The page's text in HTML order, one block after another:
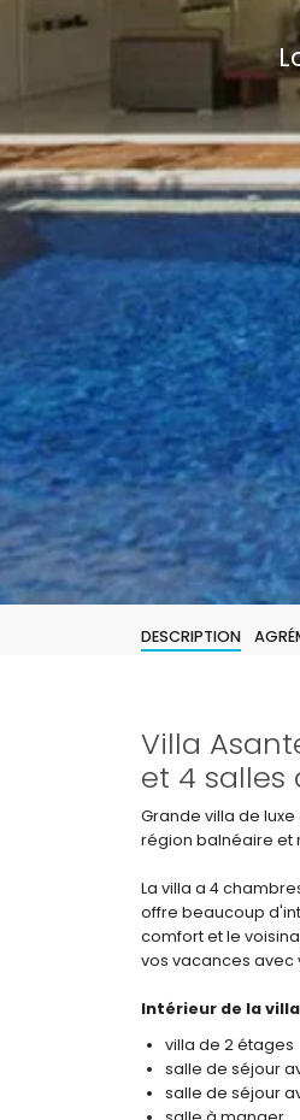
DESCRIPTION
Villa
et 4 salles
Grande villa de
région balnéaire et
La villa a 4
offre beaucoup
comfort et le
vos vacances avec
Intérieur de la villa
villa de 2 étages
salle de séjour
salle de séjour